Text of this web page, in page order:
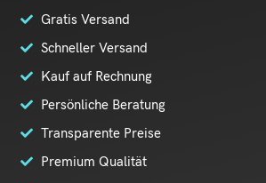
Gratis Versand
Schneller Versand
Kauf auf Rechnung
Persönliche Beratung
Transparente Preise
Premium Qualität